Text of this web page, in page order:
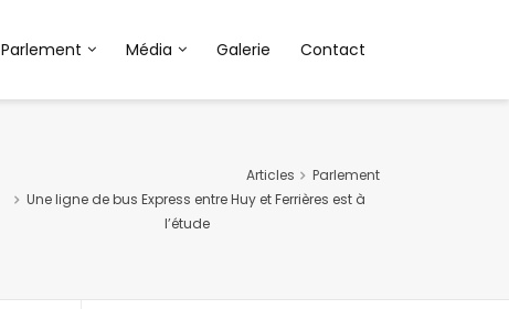
Parlement Média Galerie Contact
Articles
Parlement
Une ligne de bus Express entre Huy et Ferrières est à
l’étude